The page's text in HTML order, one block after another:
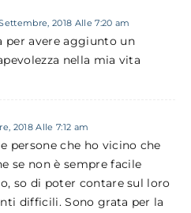
2018 Alle 7:20 am
per avere aggiunto un
nella mia vita
2018 Alle 7:12 am
persone che ho vicino che
se non è sempre facile
so di poter contare sul loro
difficili. Sono grata per la